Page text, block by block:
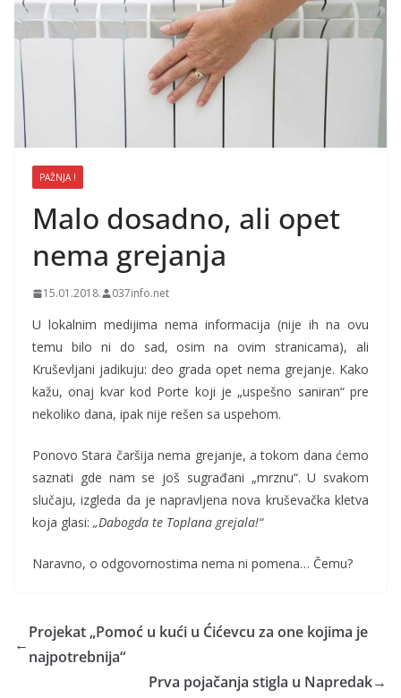
PAŽNJA !
Malo dosadno, ali opet
nema grejanja
15.01.2018. 037info.net
U lokalnim medijima nema informacija (nije ih na ovu
temu bilo ni do sad, osim na ovim stranicama), ali
Kruševljani jadikuju: deo grada opet nema grejanje. Kako
kažu, onaj kvar kod Porte koji je „uspešno saniran“ pre
nekoliko dana, ipak nije rešen sa uspehom.
Ponovo Stara čaršija nema grejanje, a tokom dana ćemo
saznati gde nam se još sugrađani „mrznu“. U svakom
slučaju, izgleda da je napravljena nova kruševačka kletva
koja glasi: „Dabogda te Toplana grejala!“
Naravno, o odgovornostima nema ni pomena… Čemu?
←
Projekat „Pomoć u kući u Ćićevcu za one kojima je
najpotrebnija“
Prva pojačanja stigla u Napredak→